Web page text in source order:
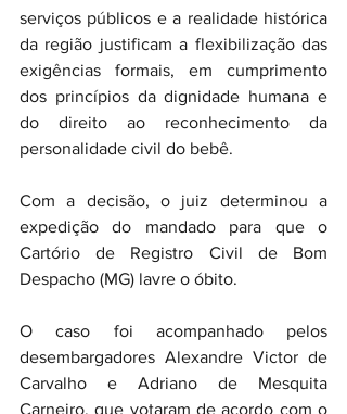
serviços públicos e a realidade histórica
da região justificam a flexibilização das
exigências formais, em cumprimento
dos princípios da dignidade humana e
do direito ao reconhecimento da
personalidade civil do bebê.
Com a decisão, o juiz determinou a
expedição do mandado para que o
Cartório de Registro Civil de Bom
Despacho (MG) lavre o óbito.
O caso foi acompanhado pelos
desembargadores Alexandre Victor de
Carvalho e Adriano de Mesquita
Carneiro, que votaram de acordo com o